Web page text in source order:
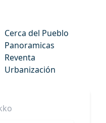
Cerca del Pueblo
Panoramicas
Reventa
Urbanización